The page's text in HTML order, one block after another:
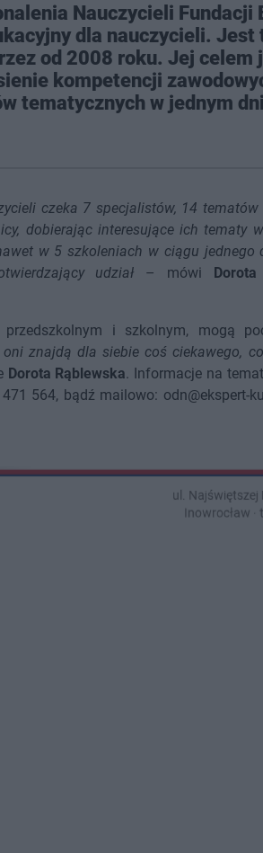
Nauczycieli Fundacji
dla nauczycieli. Jest
od 2008 roku. Jej celem
kompetencji
tematycznych w jednym
czeka 7 specjalistów, 14
dobierając interesujące ich tematy
w 5 szkoleniach w ciągu jednego
udział – mówi
i szkolnym, mogą
znajdą dla siebie coś ciekawego,
Dorota Rąblewska. Informacje na
564, bądź mailowo: odn@ekspert-